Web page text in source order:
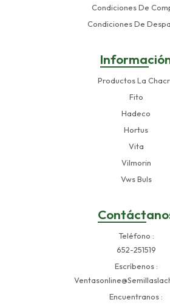
Condiciones De
Condiciones De
Productos La
Fito
Hadeco
Hortus
Vita
Vilmorin
Vws Buls
Teléfono
652-251519
Escríbenos
Encuentranos